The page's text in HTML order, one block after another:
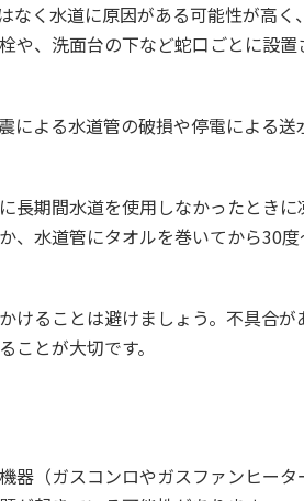
なく水道に原因がある可能性が高
や、洗面台の下など蛇口ごとに設
による水道管の破損や停電による
長期間水道を使用しなかったとき
、水道管にタオルを巻いてから30
けることは避けましょう。不具合
とが大切です。
（ガスコンロやガスファンヒータ